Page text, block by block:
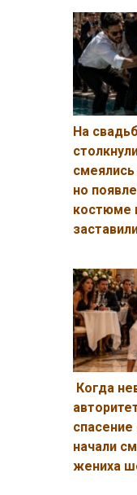
На
но
костюме
Когда
начали
жениха